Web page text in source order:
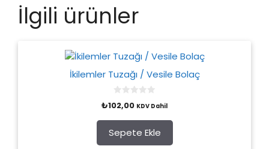
İlgili ürünler
İkilemler Tuzağı / Vesile Bolaç
o
t
o
f
5
₺102,00 KDV Dahil
Sepete Ekle